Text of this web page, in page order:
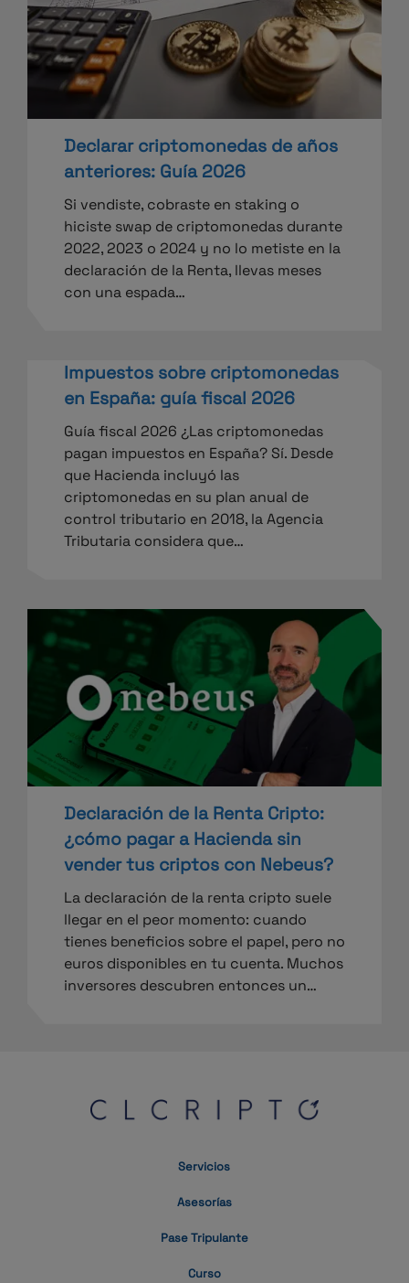
Declarar criptomonedas de años
anteriores: Guía 2026
Si vendiste, cobraste en staking o
hiciste swap de criptomonedas durante
2022, 2023 o 2024 y no lo metiste en la
declaración de la Renta, llevas meses
con una espada…
Impuestos sobre criptomonedas
en España: guía fiscal 2026
Guía fiscal 2026 ¿Las criptomonedas
pagan impuestos en España? Sí. Desde
que Hacienda incluyó las
criptomonedas en su plan anual de
control tributario en 2018, la Agencia
Tributaria considera que…
Declaración de la Renta Cripto:
¿cómo pagar a Hacienda sin
vender tus criptos con Nebeus?
La declaración de la renta cripto suele
llegar en el peor momento: cuando
tienes beneficios sobre el papel, pero no
euros disponibles en tu cuenta. Muchos
inversores descubren entonces un…
Servicios
Asesorías
Pase Tripulante
Curso